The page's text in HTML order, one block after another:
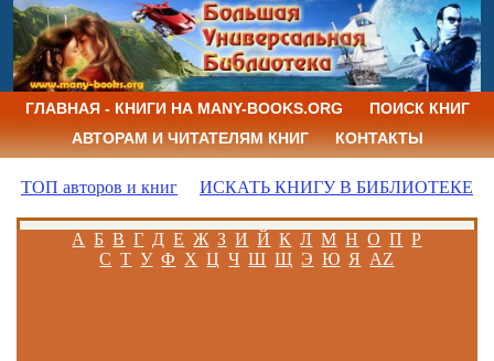
ГЛАВНАЯ - КНИГИ НА MANY-BOOKS.ORG
ПОИСК КНИГ
АВТОРАМ И ЧИТАТЕЛЯМ КНИГ
КОНТАКТЫ
ТОП авторов и книг ИСКАТЬ КНИГУ В БИБЛИОТЕКЕ
А Б В Г Д Е Ж З И Й К Л М Н О П Р
С Т У Ф Х Ц Ч Ш Щ Э Ю Я AZ